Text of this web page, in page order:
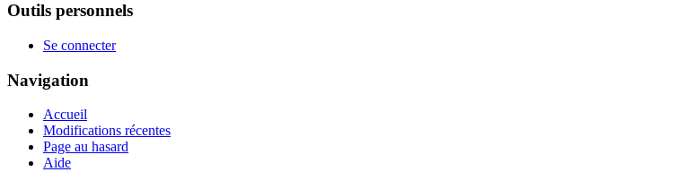
Outils personnels
Se connecter
Navigation
Accueil
Modifications récentes
Page au hasard
Aide